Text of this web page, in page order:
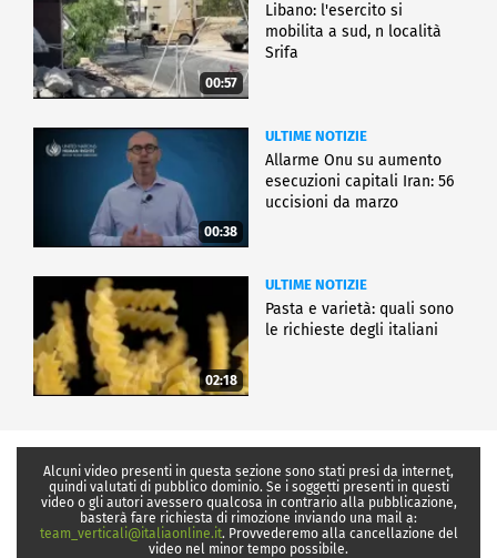
00:57
Libano: l'esercito si
mobilita a sud, n località
Srifa
00:38
ULTIME NOTIZIE
Allarme Onu su aumento
esecuzioni capitali Iran: 56
uccisioni da marzo
02:18
ULTIME NOTIZIE
Pasta e varietà: quali sono
le richieste degli italiani
Alcuni video presenti in questa sezione sono stati presi da internet,
quindi valutati di pubblico dominio. Se i soggetti presenti in questi
video o gli autori avessero qualcosa in contrario alla pubblicazione,
basterà fare richiesta di rimozione inviando una mail a:
team_verticali@italiaonline.it. Provvederemo alla cancellazione del
video nel minor tempo possibile.